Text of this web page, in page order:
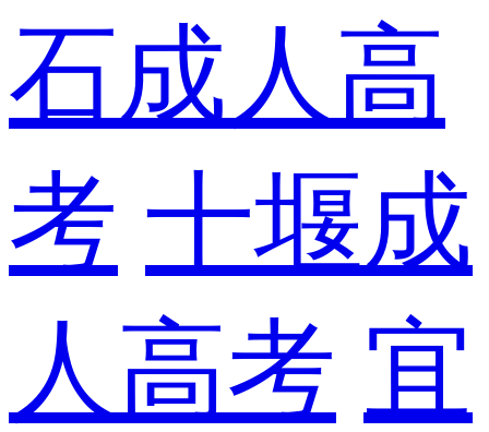
石成人高
考 十堰成
人高考 宜